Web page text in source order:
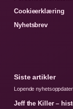
Cookieerklæring
Nyhetsbrev
Siste artikler
Lopende
Jeff the Killer –